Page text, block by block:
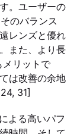
。ユーザーの
のバランス
レンズと優れ
また、より長
メリットで
は改善の余地
31]
よる高いパフ